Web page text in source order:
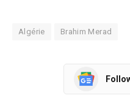
Algérie Brahim Merad